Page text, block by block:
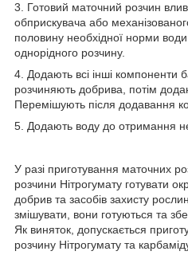
3. Готовий маточний розчин
обприскувача або
половину необхідної норми
однорідного розчину.
4. Додають всі інші компоненти
розчиняють добрива, потім
Перемішують після додавання
5. Додають воду до отримання
У разі приготування маточних
розчини Нітрогумату готувати
добрив та засобів захисту
змішувати, вони готуються та
Як виняток, допускається
розчину Нітрогумату та